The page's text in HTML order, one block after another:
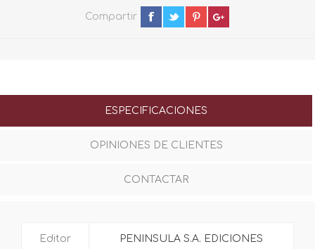
Compartir
ESPECIFICACIONES
OPINIONES DE CLIENTES
CONTACTAR
Editor PENINSULA S.A. EDICIONES